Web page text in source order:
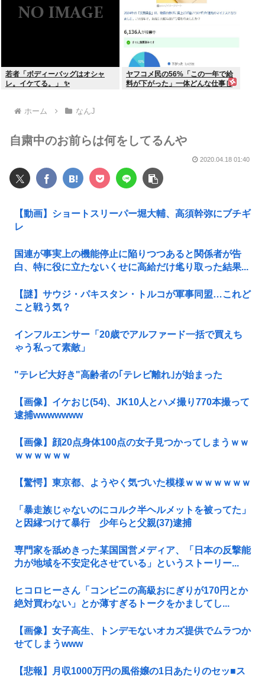
若者「ボディーバッグはオシャ
レ。イケてる。」 ✨
ヤフコメ民の56%「この一年で給
料が下がった」一体どんな仕事し
ホーム なんJ
自粛中のお前らは何をしてるんや
2020.04.18 01:40
【動画】ショートスリーパー堀大輔、高須幹弥にブチギ
レ
国連が事実上の機能停止に陥りつつあると関係者が告
白、特に役に立たないくせに高給だけ毟り取った結果...
【謎】サウジ・パキスタン・トルコが軍事同盟…これど
こと戦う気？
インフルエンサー「20歳でアルファード一括で買えち
ゃう私って素敵」
"テレビ大好き"高齢者の｢テレビ離れ｣が始まった
【画像】イケおじ(54)、JK10人とハメ撮り770本撮って
逮捕wwwwwww
【画像】顔20点身体100点の女子見つかってしまうｗｗ
ｗｗｗｗｗｗ
【驚愕】東京都、ようやく気づいた模様ｗｗｗｗｗｗｗ
「暴走族じゃないのにコルク半ヘルメットを被ってた」
と因縁つけて暴行 少年らと父親(37)逮捕
専門家を舐めきった某国国営メディア、「日本の反撃能
力が地域を不安定化させている」というストーリー...
ヒコロヒーさん「コンビニの高級おにぎりが170円とか
絶対買わない」とか薄すぎるトークをかましてし...
【画像】女子高生、トンデモないオカズ提供でムラつか
せてしまうwww
【悲報】月収1000万円の風俗嬢の1日あたりのセッ■ス